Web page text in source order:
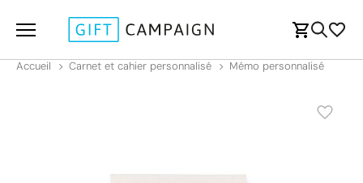
Accueil Carnet et cahier personnalisé Mémo personnalisé